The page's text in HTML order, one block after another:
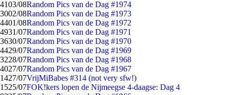
4103/08Random Pics van de Dag #1974
3002/08Random Pics van de Dag #1973
4401/08Random Pics van de Dag #1972
4931/07Random Pics van de Dag #1971
3630/07Random Pics van de Dag #1970
4429/07Random Pics van de Dag #1969
3228/07Random Pics van de Dag #1968
4027/07Random Pics van de Dag #1967
1427/07VrijMiBabes #314 (not very sfw!)
1525/07FOK!kers lopen de Nijmeegse 4-daagse: Dag 4